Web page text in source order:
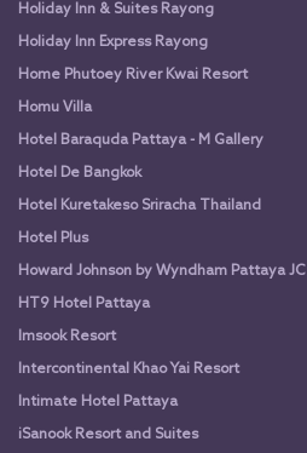
Holiday Inn & Suites Rayong
Holiday Inn Express Rayong
Home Phutoey River Kwai Resort
Homu Villa
Hotel Baraquda Pattaya - M Gallery
Hotel De Bangkok
Hotel Kuretakeso Sriracha Thailand
Hotel Plus
Howard Johnson by Wyndham Pattaya JC
HT9 Hotel Pattaya
Imsook Resort
Intercontinental Khao Yai Resort
Intimate Hotel Pattaya
iSanook Resort and Suites